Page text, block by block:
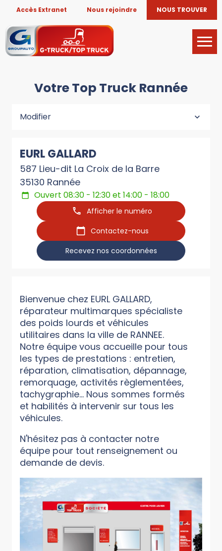
Accès Extranet Nous rejoindre NOUS TROUVER
Votre Top Truck Rannée
Modifier
EURL GALLARD
587 Lieu-dit La Croix de la Barre
35130 Rannée
Ouvert 08:30 - 12:30 et 14:00 - 18:00
Afficher le numéro
Contactez-nous
Recevez nos coordonnées
Bienvenue chez EURL GALLARD,
réparateur multimarques spécialiste
des poids lourds et véhicules
utilitaires dans la ville de RANNEE.
Notre équipe vous accueille pour tous
les types de prestations : entretien,
réparation, climatisation, dépannage,
remorquage, activités règlementées,
tachygraphie... Nous sommes formés
et habilités à intervenir sur tous les
véhicules.
N'hésitez pas à contacter notre
équipe pour tout renseignement ou
demande de devis.